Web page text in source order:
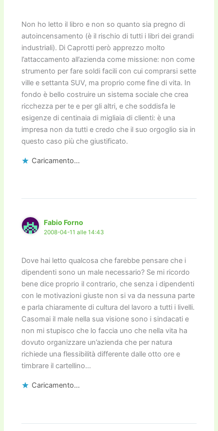
Non ho letto il libro e non so quanto sia pregno di
autoincensamento (è il rischio di tutti i libri dei grandi
industriali). Di Caprotti però apprezzo molto
l’attaccamento all’azienda come missione: non come
strumento per fare soldi facili con cui comprarsi sette
ville e settanta SUV, ma proprio come fine di vita. In
fondo è bello costruire un sistema sociale che crea
ricchezza per te e per gli altri, e che soddisfa le
esigenze di centinaia di migliaia di clienti: è una
impresa non da tutti e credo che il suo orgoglio sia in
questo caso più che giustificato.
Caricamento...
Fabio Forno
2008-04-11 alle 14:43
Dove hai letto qualcosa che farebbe pensare che i
dipendenti sono un male necessario? Se mi ricordo
bene dice proprio il contrario, che senza i dipendenti
con le motivazioni giuste non si va da nessuna parte
e parla chiaramente di cultura del lavoro a tutti i livelli.
Casomai il male nella sua visione sono i sindacati e
non mi stupisco che lo faccia uno che nella vita ha
dovuto organizzare un’azienda che per natura
richiede una flessibilità differente dalle otto ore e
timbrare il cartellino…
Caricamento...